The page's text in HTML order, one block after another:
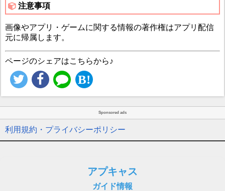
注意事項
画像やアプリ・ゲームに関する情報の著作権はアプリ配信
元に帰属します。
ページのシェアはこちらから♪
Sponsored ads
利用規約・プライバシーポリシー
アプキャス
ガイド情報